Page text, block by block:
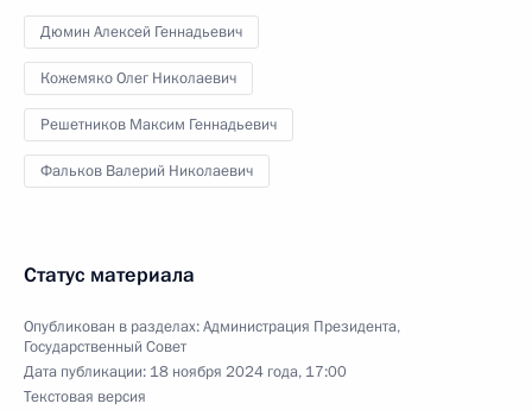
Дюмин Алексей Геннадьевич
Кожемяко Олег Николаевич
Решетников Максим Геннадьевич
Фальков Валерий Николаевич
Статус материала
Опубликован в разделах:Администрация Президента,
Государственный Совет
Дата публикации: 18 ноября 2024 года, 17:00
Текстовая версия